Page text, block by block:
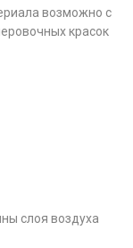
возможно с
красок
слоя воздуха